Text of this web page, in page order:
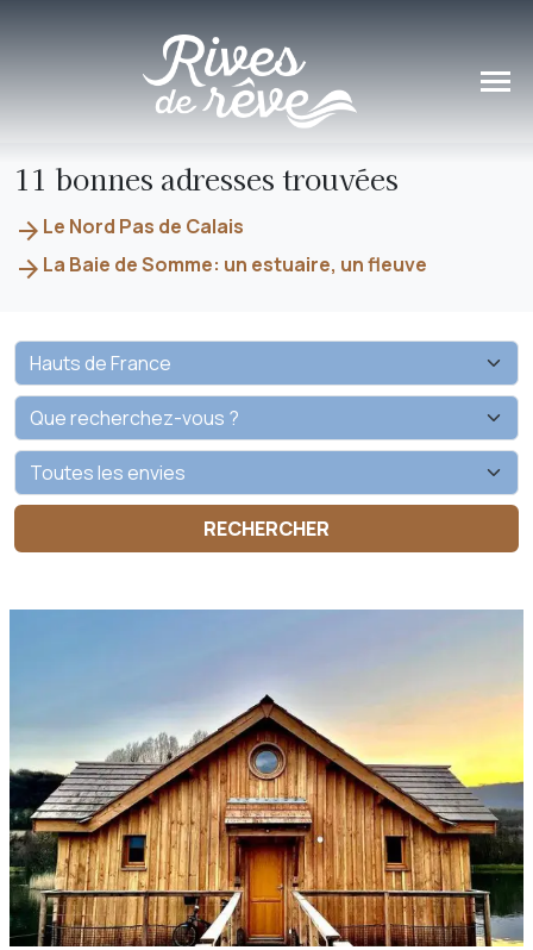
11 bonnes adresses trouvées
arrow_forward Le Nord Pas de Calais
arrow_forward La Baie de Somme: un estuaire, un fleuve